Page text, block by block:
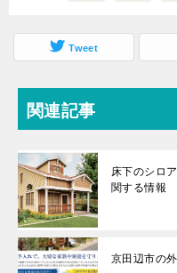
Tweet
関連記事
床下のシロ
関する情報
京田辺市の